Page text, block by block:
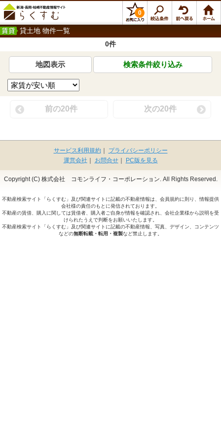
0
貸土地 物件一覧
0件
地図表示 検索条件絞り込み
前の20件 次の20件
サービス利用規約｜
プライバシーポリシー
運営会社 ｜ お問合せ｜ PC版を見る
Copyright (C) 株式会社 コモンライフ・コーポレーション. All Rights Reserved.
不動産検索サイト「らくすむ」及び関連サイトに記載の不動産情報は、会員規約に則り、情報提供
会社様の責任のもとに発信されております。
不動産の賃借、購入に関しては賃借者、購入者ご自身が情報を確認され、会社企業様から説明を受
けられたうえで判断をお願いいたします。
不動産検索サイト「らくすむ」及び関連サイトに記載の不動産情報、写真、デザイン、コンテンツ
などの無断転載・転用・複製など禁止します。